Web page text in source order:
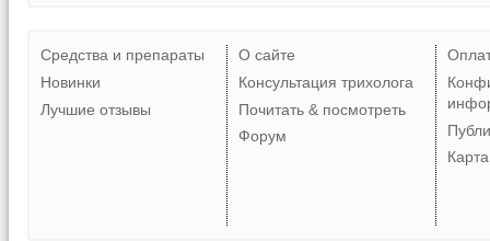
Средства и препараты
Новинки
Лучшие отзывы
О сайте
Консультация трихолога
Почитать & посмотреть
Форум